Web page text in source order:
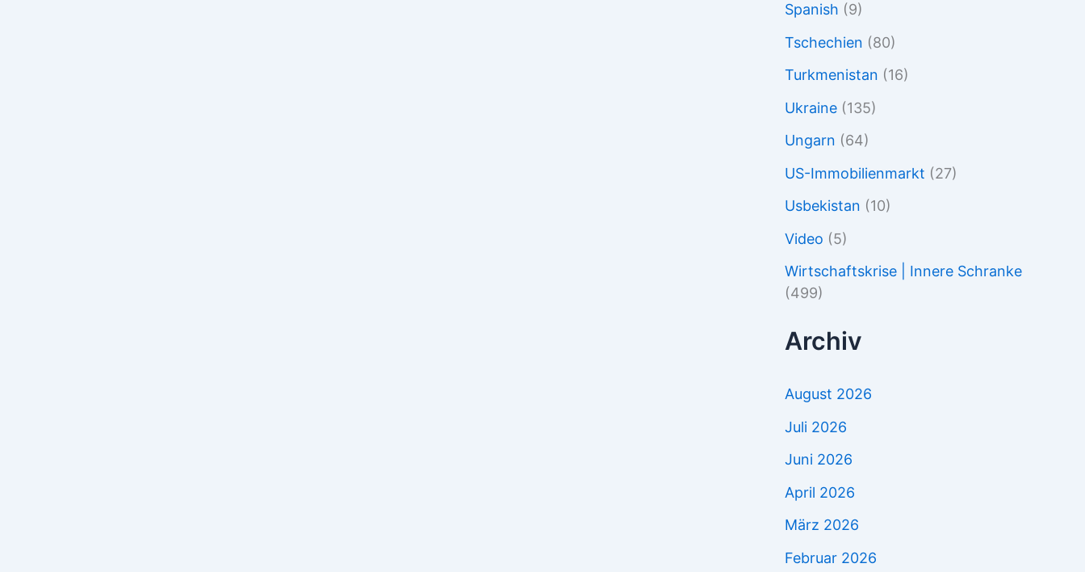
Spanish (9)
Tschechien (80)
Turkmenistan (16)
Ukraine (135)
Ungarn (64)
US-Immobilienmarkt (27)
Usbekistan (10)
Video (5)
Wirtschaftskrise | Innere Schranke
(499)
Archiv
August 2026
Juli 2026
Juni 2026
April 2026
März 2026
Februar 2026